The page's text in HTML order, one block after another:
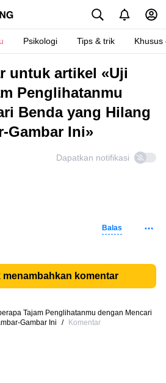
Psikologi Tips & trik Khusus
untuk artikel «Uji
Penglihatanmu
Benda yang Hilang
Gambar Ini»
Dapatkan notifikasi
Balas
menambahkan komentar
Tajam Penglihatanmu dengan Mencari
Gambar Ini
/ Komentar